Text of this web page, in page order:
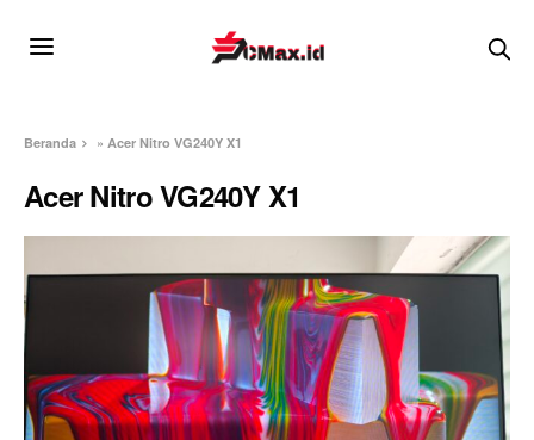
Beranda » Acer Nitro VG240Y X1
Acer Nitro VG240Y X1